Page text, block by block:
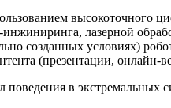
высокоточного
лазерной
созданных условиях)
(презентации,
в